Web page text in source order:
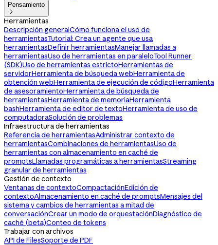
Pensamiento

Herramientas
Descripción generalCómo funciona el uso de
herramientasTutorial: Crea un agente que usa
herramientasDefinir herramientasManejar llamadas a
herramientasUso de herramientas en paraleloTool Runner
(SDK)Uso de herramientas estrictoHerramientas de
servidorHerramienta de búsqueda webHerramienta de
obtención webHerramienta de ejecución de códigoHerramienta
de asesoramientoHerramienta de búsqueda de
herramientasHerramienta de memoriaHerramienta
bashHerramienta de editor de textoHerramienta de uso de
computadoraSolución de problemas
Infraestructura de herramientas
Referencia de herramientasAdministrar contexto de
herramientasCombinaciones de herramientasUso de
herramientas con almacenamiento en caché de
promptsLlamadas programáticas a herramientasStreaming
granular de herramientas
Gestión de contexto
Ventanas de contextoCompactaciónEdición de
contextoAlmacenamiento en caché de promptsMensajes del
sistema y cambios de herramientas a mitad de
conversaciónCrear un modo de orquestaciónDiagnóstico de
caché (beta)Conteo de tokens
Trabajar con archivos
API de FilesSoporte de PDF